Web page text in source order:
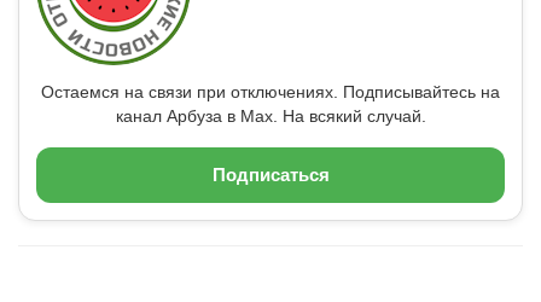
Остаемся на связи при отключениях. Подписывайтесь на
канал Арбуза в Max. На всякий случай.
Подписаться